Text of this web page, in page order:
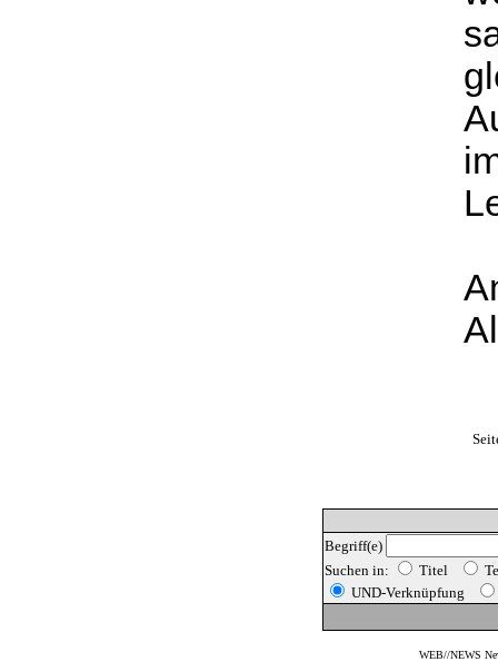
Begriff(e)
Suchen in:
Titel
UND-Verknüpfung
WEB//NEWS